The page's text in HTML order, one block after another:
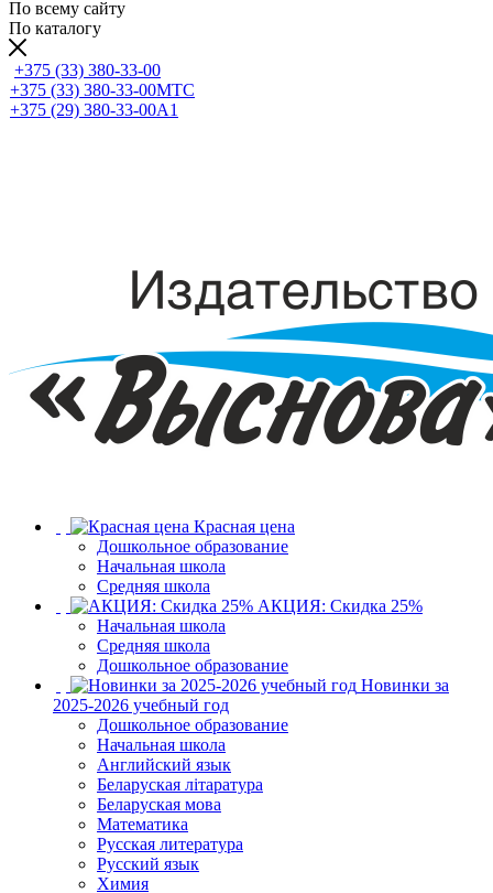
По всему сайту
По каталогу
+375 (33) 380-33-00
+375 (33) 380-33-00МТС
+375 (29) 380-33-00А1
Красная цена
Дошкольное образование
Начальная школа
Средняя школа
АКЦИЯ: Скидка 25%
Начальная школа
Средняя школа
Дошкольное образование
Новинки за
2025-2026 учебный год
Дошкольное образование
Начальная школа
Английский язык
Беларуская літаратура
Беларуская мова
Математика
Русская литература
Русский язык
Химия